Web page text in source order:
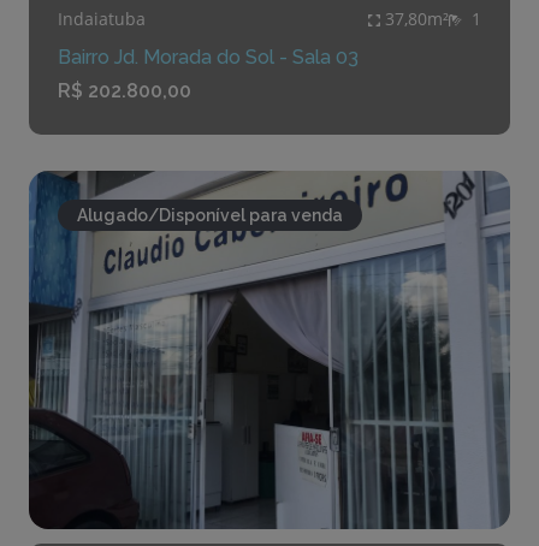
Indaiatuba 37,80m²
1
Bairro Jd. Morada do Sol - Sala 03
R$ 202.800,00
Alugado/Disponível para venda